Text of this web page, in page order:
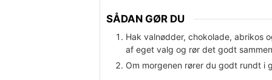
SÅDAN GØR DU
Hak valnødder, chokolade, abrikos
af eget valg og rør det godt
Om morgenen rører du godt rundt i